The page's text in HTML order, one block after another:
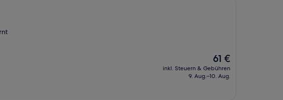
Der
Preis
beträgt
61 €
inkl. Steuern & Gebühren
9. Aug.–10. Aug.